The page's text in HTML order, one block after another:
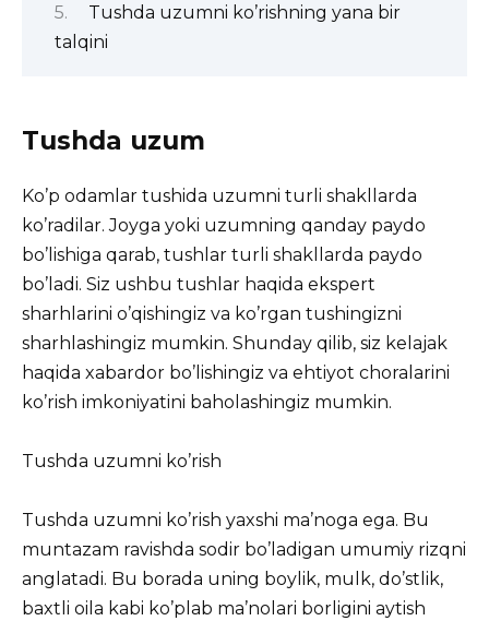
Tushda uzumni ko’rishning yana bir
talqini
Tushda uzum
Ko’p odamlar tushida uzumni turli shakllarda
ko’radilar. Joyga yoki uzumning qanday paydo
bo’lishiga qarab, tushlar turli shakllarda paydo
bo’ladi. Siz ushbu tushlar haqida ekspert
sharhlarini o’qishingiz va ko’rgan tushingizni
sharhlashingiz mumkin. Shunday qilib, siz kelajak
haqida xabardor bo’lishingiz va ehtiyot choralarini
ko’rish imkoniyatini baholashingiz mumkin.
Tushda uzumni ko’rish
Tushda uzumni ko’rish yaxshi ma’noga ega. Bu
muntazam ravishda sodir bo’ladigan umumiy rizqni
anglatadi. Bu borada uning boylik, mulk, do’stlik,
baxtli oila kabi ko’plab ma’nolari borligini aytish